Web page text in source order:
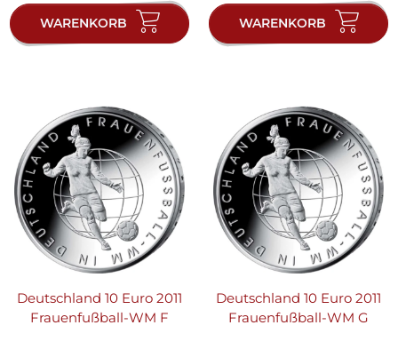
WARENKORB WARENKORB
Deutschland 10 Euro 2011
Frauenfußball-WM F
Deutschland 10 Euro 2011
Frauenfußball-WM G